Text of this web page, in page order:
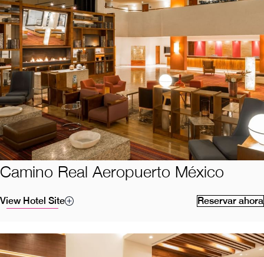
Camino Real Aeropuerto México
Reservar ahora
View Hotel Site